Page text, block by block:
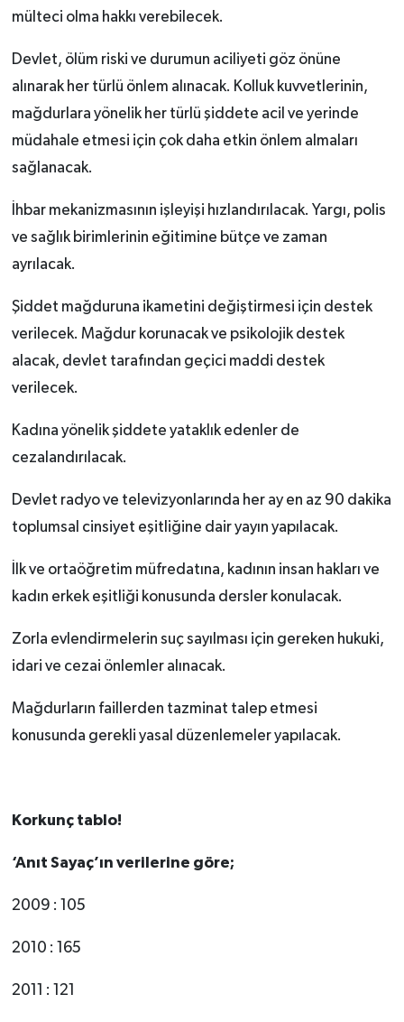
mülteci olma hakkı verebilecek.
Devlet, ölüm riski ve durumun aciliyeti göz önüne
alınarak her türlü önlem alınacak. Kolluk kuvvetlerinin,
mağdurlara yönelik her türlü şiddete acil ve yerinde
müdahale etmesi için çok daha etkin önlem almaları
sağlanacak.
İhbar mekanizmasının işleyişi hızlandırılacak. Yargı, polis
ve sağlık birimlerinin eğitimine bütçe ve zaman
ayrılacak.
Şiddet mağduruna ikametini değiştirmesi için destek
verilecek. Mağdur korunacak ve psikolojik destek
alacak, devlet tarafından geçici maddi destek
verilecek.
Kadına yönelik şiddete yataklık edenler de
cezalandırılacak.
Devlet radyo ve televizyonlarında her ay en az 90 dakika
toplumsal cinsiyet eşitliğine dair yayın yapılacak.
İlk ve ortaöğretim müfredatına, kadının insan hakları ve
kadın erkek eşitliği konusunda dersler konulacak.
Zorla evlendirmelerin suç sayılması için gereken hukuki,
idari ve cezai önlemler alınacak.
Mağdurların faillerden tazminat talep etmesi
konusunda gerekli yasal düzenlemeler yapılacak.
Korkunç tablo!
‘Anıt Sayaç’ın verilerine göre;
2009 : 105
2010 : 165
2011 : 121